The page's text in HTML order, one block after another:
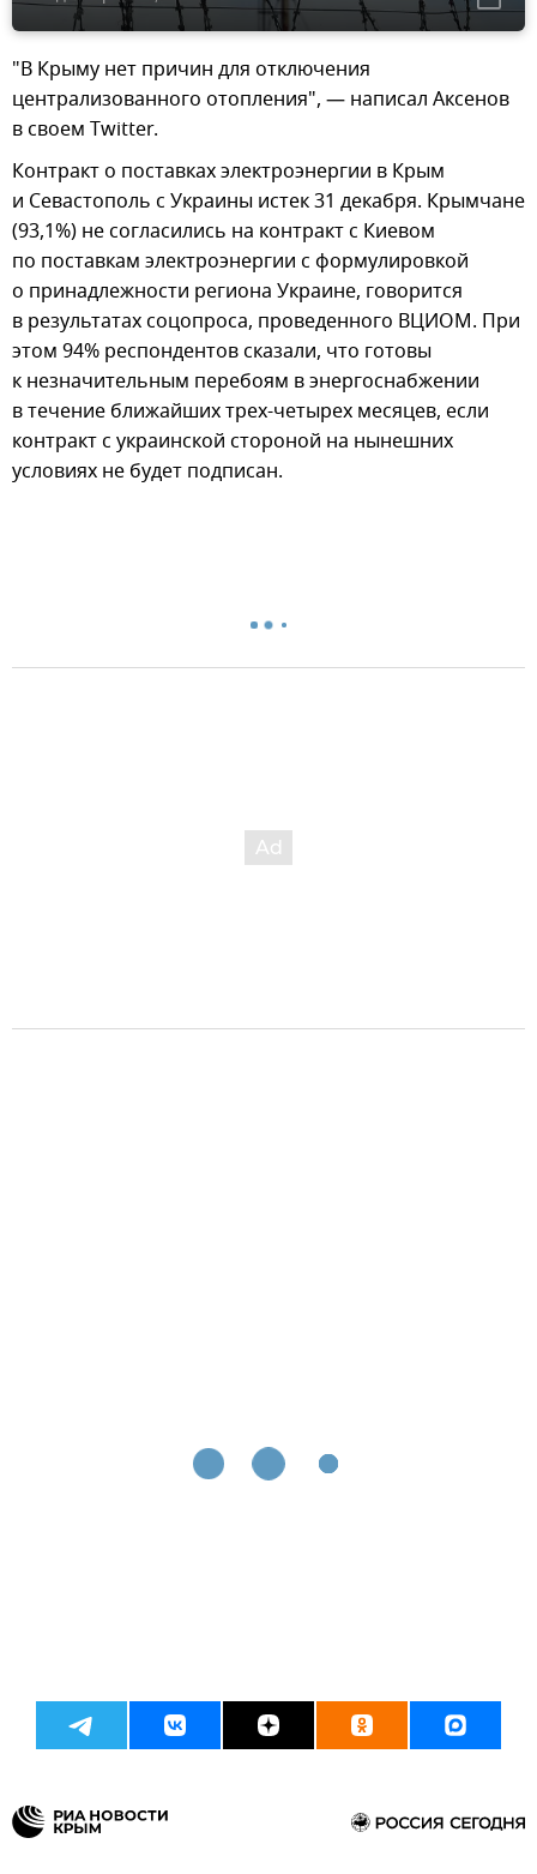
"В Крыму нет причин для отключения
централизованного отопления", — написал Аксенов
в своем Twitter.
Контракт о поставках электроэнергии в Крым
и Севастополь с Украины истек 31 декабря. Крымчане
(93,1%) не согласились на контракт с Киевом
по поставкам электроэнергии с формулировкой
о принадлежности региона Украине, говорится
в результатах соцопроса, проведенного ВЦИОМ. При
этом 94% респондентов сказали, что готовы
к незначительным перебоям в энергоснабжении
в течение ближайших трех-четырех месяцев, если
контракт с украинской стороной на нынешних
условиях не будет подписан.